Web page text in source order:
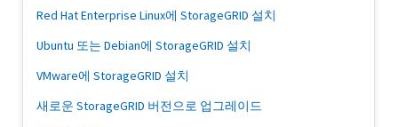
Red Hat Enterprise Linux에 StorageGRID 설치
Ubuntu 또는 Debian에 StorageGRID 설치
VMware에 StorageGRID 설치
새로운 StorageGRID 버전으로 업그레이드